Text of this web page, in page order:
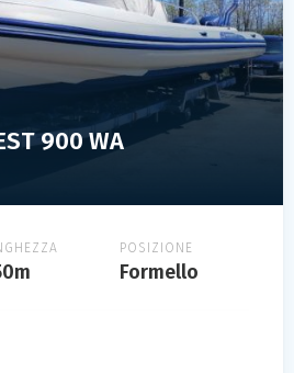
900 WA
POSIZIONE
Formello